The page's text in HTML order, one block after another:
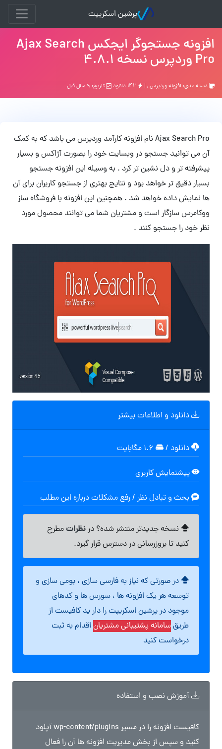
پرشین اسکریپت
افزونه جستجوگر ایجکس Ajax Search
Pro وردپرس نسخه 4.8.1
دسته بندی: افزونه وردپرس, | تاریخ: ۹ سال قبل
Ajax Search Pro نام افزونه کارآمد وردپرس می باشد که به کمک
آن می توانید جستجو در وبسایت خود را بصورت آژاکس و بسیار
پیشرفته تر و دل نشین تر کرد . به وسیله این افزونه جستجو
بسیار دقیق تر خواهد بود و نتایج بهتری از جستجو کاربران برای آن
ها نمایش داده خواهد شد . همچنین این افزونه با فروشگاه ساز
ووکامرس سازگار است و مشتریان شما می توانند محصول مورد
نظر خود را جستجو کنند .
دانلود و اطلاعات بیشتر
دانلود /
پیشنمایش کاربری
بحث و تبادل نظر / رفع مشکلات درباره این مطلب
نسخه جدیدتر منتشر شده؟ درنظراتمطرح
کنید تا بروزرسانی در دسترس قرار گیرد.
در صورتی که نیاز به فارسی سازی ، بومی سازی و
توسعه هر یک افزونه ها ، سورس ها و کدهای
موجود در پرشین اسکریپت را دار ید کافیست از
طریقسامانه پشتیبانی مشتریان اقدام به ثبت
درخواست کنید
آموزش نصب و استفاده
کافیست افزونه را در مسیر wp-content/plugins آپلود
کنید و سپس از بخش مدیریت افزونه ها آن را فعال